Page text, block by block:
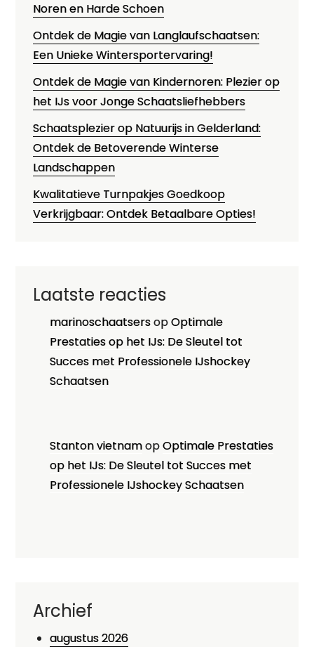
Noren en Harde Schoen
Ontdek de Magie van Langlaufschaatsen:
Een Unieke Wintersportervaring!
Ontdek de Magie van Kindernoren: Plezier op
het IJs voor Jonge Schaatsliefhebbers
Schaatsplezier op Natuurijs in Gelderland:
Ontdek de Betoverende Winterse
Landschappen
Kwalitatieve Turnpakjes Goedkoop
Verkrijgbaar: Ontdek Betaalbare Opties!
Laatste reacties
marinoschaatsersopOptimale
Prestaties op het IJs: De Sleutel tot
Succes met Professionele IJshockey
Schaatsen
Stanton vietnamopOptimale Prestaties
op het IJs: De Sleutel tot Succes met
Professionele IJshockey Schaatsen
Archief
augustus 2026